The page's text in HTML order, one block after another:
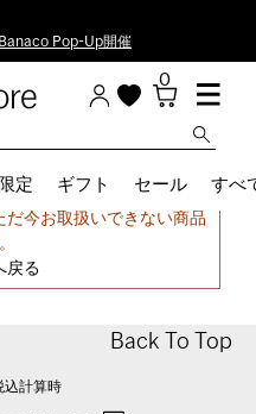
Pop-Up開催
0
定 ギフト セール すべ
せん。
今お取扱いできない商品
戻る
Back To Top
計算時